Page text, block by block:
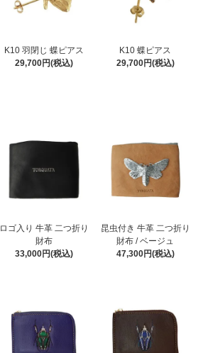
K10 羽閉じ 蝶ピアス
29,700円(税込)
K10 蝶ピアス
29,700円(税込)
ロゴ入り 牛革 二つ折り
財布
33,000円(税込)
昆虫付き 牛革 二つ折り
財布 / ベージュ
47,300円(税込)